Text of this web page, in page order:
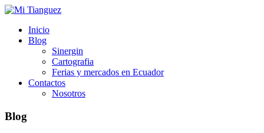
Inicio
Blog
Sinergin
Cartografia
Ferias y mercados en Ecuador
Contactos
Nosotros
Blog